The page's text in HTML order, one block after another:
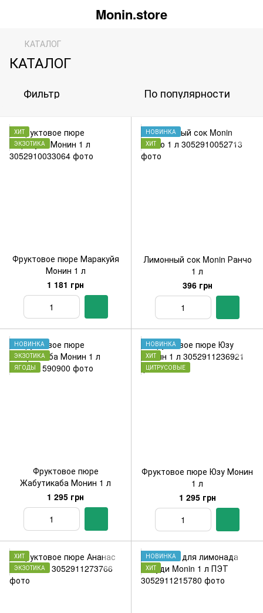
Monin.store
КАТАЛОГ
КАТАЛОГ
Фильтр По популярности
ХИТ
ЭКЗОТИКА
Фруктовое пюре Маракуйя
Монин 1 л
1 181 грн
НОВИНКА
ХИТ
Лимонный сок Monin Ранчо
1 л
396 грн
НОВИНКА
ЭКЗОТИКА
ЯГОДЫ
Фруктовое пюре
Жабутикаба Монин 1 л
1 295 грн
НОВИНКА
ХИТ
ЦИТРУСОВЫЕ
Фруктовое пюре Юзу Монин
1 л
1 295 грн
ХИТ
ЭКЗОТИКА
НОВИНКА
ХИТ